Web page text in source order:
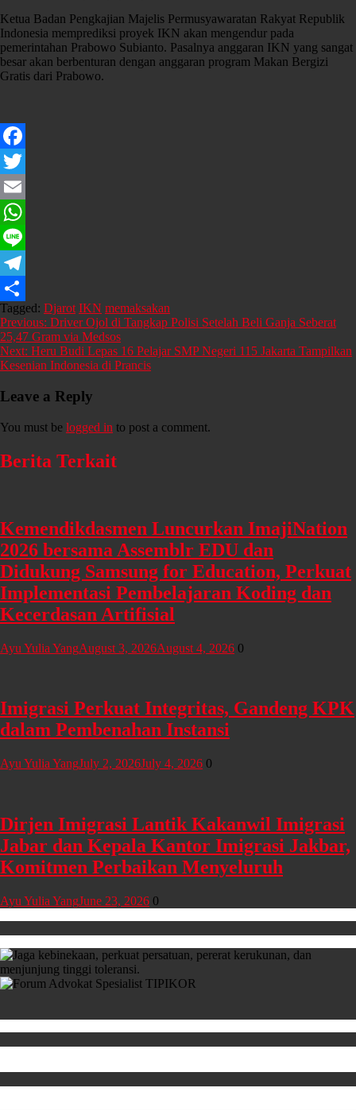
Ketua Badan Pengkajian Majelis Permusyawaratan Rakyat Republik
Indonesia memprediksi proyek IKN akan mengendur pada
pemerintahan Prabowo Subianto. Pasalnya anggaran IKN yang sangat
besar akan berbenturan dengan anggaran program Makan Bergizi
Gratis dari Prabowo.
Facebook
Twitter
Email
WhatsApp
Line
Telegram
Share
Tagged: Djarot IKN memaksakan
Post
navigation
Previous: Driver Ojol di Tangkap Polisi Setelah Beli Ganja Seberat
25,47 Gram via Medsos
Next: Heru Budi Lepas 16 Pelajar SMP Negeri 115 Jakarta Tampilkan
Kesenian Indonesia di Prancis
Leave a Reply
You must be logged in to post a comment.
Berita Terkait
Kemendikdasmen Luncurkan ImajiNation
2026 bersama Assemblr EDU dan
Didukung Samsung for Education, Perkuat
Implementasi Pembelajaran Koding dan
Kecerdasan Artifisial
Ayu Yulia YangAugust 3, 2026August 4, 2026 0
Imigrasi Perkuat Integritas, Gandeng KPK
dalam Pembenahan Instansi
Ayu Yulia YangJuly 2, 2026July 4, 2026 0
Dirjen Imigrasi Lantik Kakanwil Imigrasi
Jabar dan Kepala Kantor Imigrasi Jakbar,
Komitmen Perbaikan Menyeluruh
Ayu Yulia YangJune 23, 2026 0